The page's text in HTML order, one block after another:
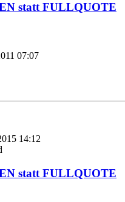
statt FULLQUOTE
07:07
14:12
statt FULLQUOTE